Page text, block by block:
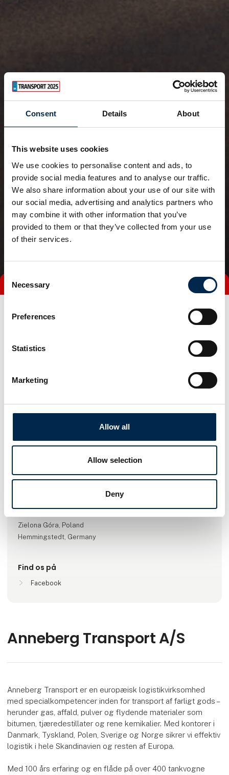
Consent Details About
This website uses cookies
We use cookies to personalise content and ads, to
provide social media features and to analyse our traffic.
We also share information about your use of our site with
our social media, advertising and analytics partners who
may combine it with other information that you’ve
provided to them or that they’ve collected from your use
of their services.
Consent
Selection
Necessary
Preferences
Statistics
Marketing
Allow all
Allow selection
Deny
Gå til hjemmeside
Antal medarbejdere
Zielona Góra, Poland
Hemmingstedt, Germany
Find os på
Facebook
Anneberg Transport A/S
Anneberg Transport er en europæisk logistikvirksomhed
med specialkompetencer inden for transport af farligt gods –
herunder gas, affald, pulver og flydende materialer som
bitumen, tjæredestillater og rene kemikalier. Med kontorer i
Danmark, Tyskland, Polen, Sverige og Norge sikrer vi effektiv
logistik i hele Skandinavien og resten af Europa.
Med 100 års erfaring og en flåde på over 400 tankvogne